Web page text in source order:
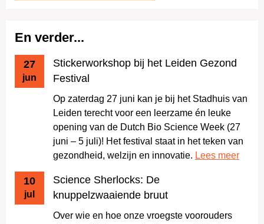
En verder...
27
jun
Stickerworkshop bij het Leiden Gezond
Festival
Op zaterdag 27 juni kan je bij het Stadhuis van
Leiden terecht voor een leerzame én leuke
opening van de Dutch Bio Science Week (27
juni – 5 juli)! Het festival staat in het teken van
gezondheid, welzijn en innovatie. Lees meer
10
jul
Science Sherlocks: De
knuppelzwaaiende bruut
Over wie en hoe onze vroegste voorouders